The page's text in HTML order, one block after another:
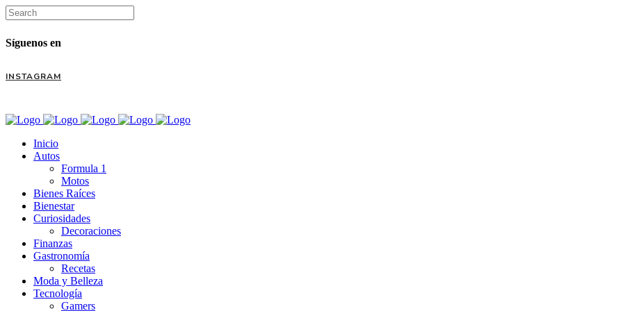
Síguenos en
INSTAGRAM
Inicio
Autos
Formula 1
Motos
Bienes Raíces
Bienestar
Curiosidades
Decoraciones
Finanzas
Gastronomía
Recetas
Moda y Belleza
Tecnología
Gamers